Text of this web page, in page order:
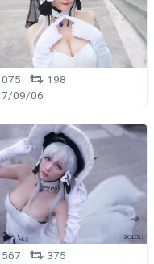
198
09/06
375